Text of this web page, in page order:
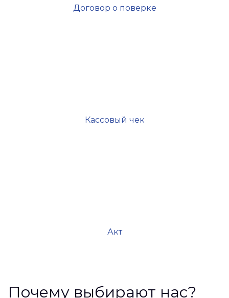
Договор о поверке
Кассовый чек
Акт
Почему выбирают нас?